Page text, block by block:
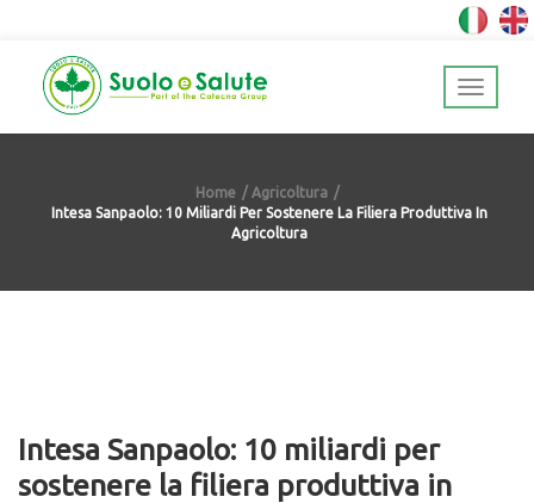
Home
Agricoltura
Intesa Sanpaolo: 10 Miliardi Per Sostenere La Filiera Produttiva In
Agricoltura
Intesa Sanpaolo: 10 miliardi per
sostenere la filiera produttiva in